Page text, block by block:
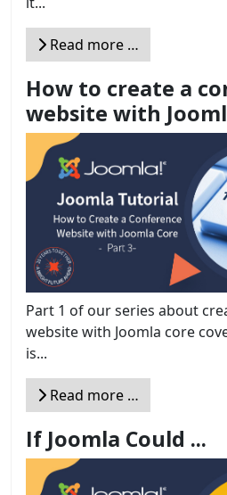
Read more …
How to create a
website with
Part 1 of our series about
website with Joomla core
is...
Read more …
If Joomla Could ...